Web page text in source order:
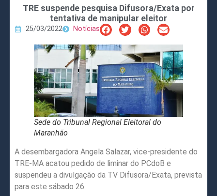
TRE suspende pesquisa Difusora/Exata por
tentativa de manipular eleitor
25/03/2022 Notícias
Sede do Tribunal Regional Eleitoral do
Maranhão
A desembargadora Angela Salazar, vice-presidente do
TRE-MA acatou pedido de liminar do PCdoB e
suspendeu a divulgação da TV Difusora/Exata, prevista
para este sábado 26.